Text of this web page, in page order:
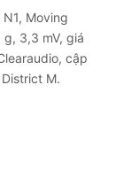
Moving
g, 3,3 mV, giá
cập
M.